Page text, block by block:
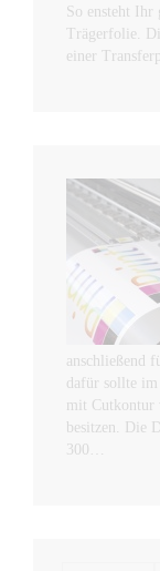
So ensteht Ihr
Trägerfolie.
einer
anschließend
dafür sollte
mit Cutkontur
besitzen. Die
300…